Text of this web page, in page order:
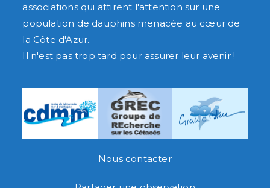
associations qui attirent l'attention sur une
population de dauphins menacée au cœur de
la Côte d'Azur.
Il n'est pas trop tard pour assurer leur avenir !
Nous contacter